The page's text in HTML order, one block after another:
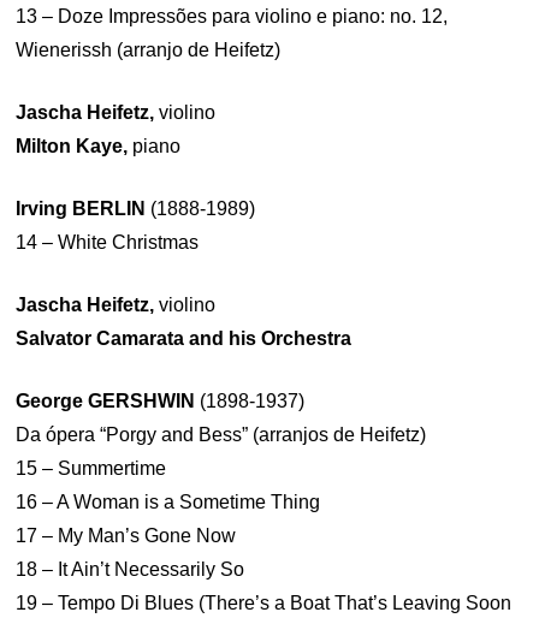
13 – Doze Impressões para violino e piano: no. 12,
Wienerissh (arranjo de Heifetz)
Jascha Heifetz,violino
Milton Kaye, piano
Irving BERLIN (1888-1989)
14 – White Christmas
Jascha Heifetz,violino
Salvator Camarata and his Orchestra
George GERSHWIN (1898-1937)
Da ópera “Porgy and Bess” (arranjos de Heifetz)
15 – Summertime
16 – A Woman is a Sometime Thing
17 – My Man’s Gone Now
18 – It Ain’t Necessarily So
19 – Tempo Di Blues (There’s a Boat That’s Leaving Soon